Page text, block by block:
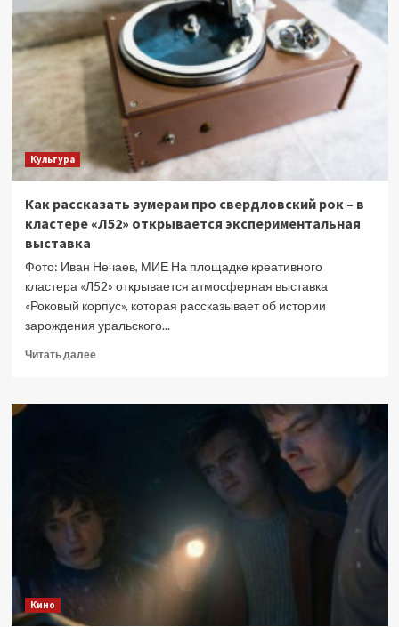
в
Екатеринбург
4
мая
Культура
Как рассказать зумерам про свердловский рок – в
кластере «Л52» открывается экспериментальная
выставка
Фото: Иван Нечаев, МИЕ На площадке креативного
кластера «Л52» открывается атмосферная выставка
«Роковый корпус», которая рассказывает об истории
зарождения уральского...
Читать далееПрочитать
Как
открывается
экспериментальная
Кино